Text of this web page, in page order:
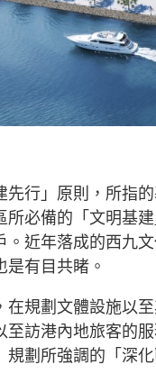
先行」原則，所指
所必備的「文明基
。近年落成的西九
是有目共睹。
在規劃文體設施以
至訪港內地旅客的
規劃所強調的「深